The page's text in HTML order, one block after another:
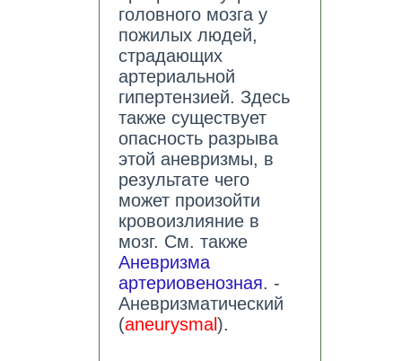
головного мозга у
пожилых людей,
страдающих
артериальной
гипертензией. Здесь
также существует
опасность разрыва
этой аневризмы, в
результате чего
может произойти
кровоизлияние в
мозг. См. также
Аневризма
артериовенозная. -
Аневризматический
(aneurysmal).